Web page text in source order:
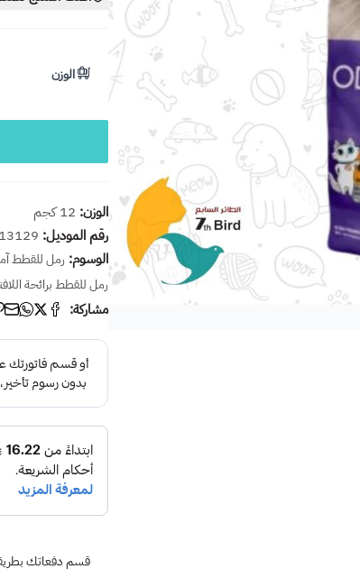
الوزن
الوزن: 12 كجم
رقم الموديل:
الوسوم: رمل للقطط
رمل للقطط برائحة
مشاركة: